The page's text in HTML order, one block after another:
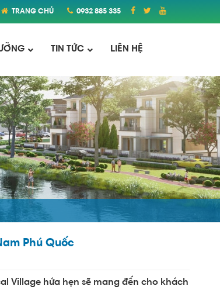
TRANG CHỦ 0932 885 335
TIN TỨC LIÊN HỆ
Phú Quốc
Village hứa hẹn sẽ mang đến cho khách